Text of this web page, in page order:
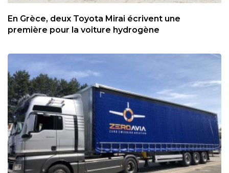
En Grèce, deux Toyota Mirai écrivent une
première pour la voiture hydrogène